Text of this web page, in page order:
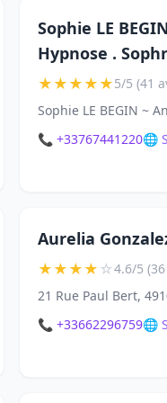
Sophie LE
Hypnose .
★★★★★5/5 (41
📞 +33767441220🌐
Aurelia
★★★★☆4.6/5
21 Rue Paul Bert,
📞 +33662296759🌐